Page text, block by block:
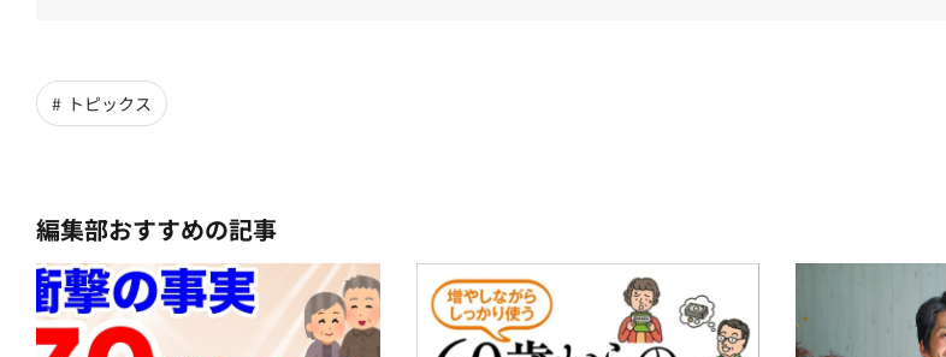
トピックス
編集部おすすめの記事